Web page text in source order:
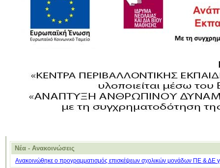
Νέα - Ανακοινώσεις
Ανακοινώθηκε ο προγραμματισμός επισκέψεων σχολικών μονάδων ΠΕ & ΔΕ